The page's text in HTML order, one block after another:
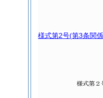
様式第2号(第3条関